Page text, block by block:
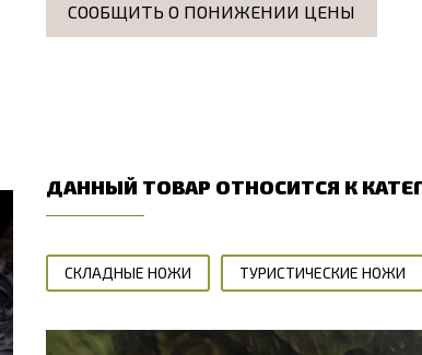
СООБЩИТЬ О ПОНИЖЕНИИ ЦЕНЫ
ДАННЫЙ ТОВАР ОТНОСИТСЯ К
СКЛАДНЫЕ НОЖИ ТУРИСТИЧЕСКИЕ НОЖИ